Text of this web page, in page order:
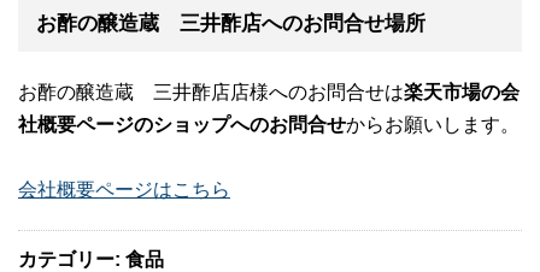
お酢の醸造蔵 三井酢店へのお問合せ場所
お酢の醸造蔵 三井酢店店様へのお問合せは楽天市場の会
社概要ページのショップへのお問合せからお願いします。
会社概要ページはこちら
カテゴリー: 食品